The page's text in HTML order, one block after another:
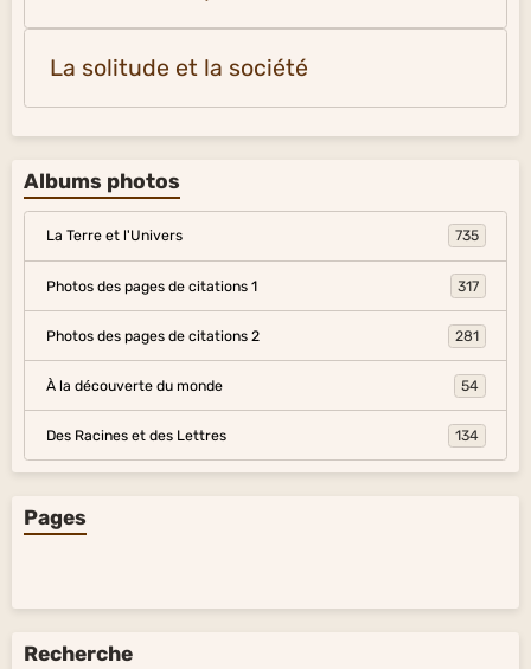
La solitude et la société
Albums photos
La Terre et l'Univers 735
Photos des pages de citations 1 317
Photos des pages de citations 2 281
À la découverte du monde 54
Des Racines et des Lettres 134
Pages
Recherche